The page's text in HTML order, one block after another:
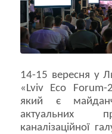
14-15 вересня у
«Lviv Eco Forum-
який є
актуальних
каналізаційної